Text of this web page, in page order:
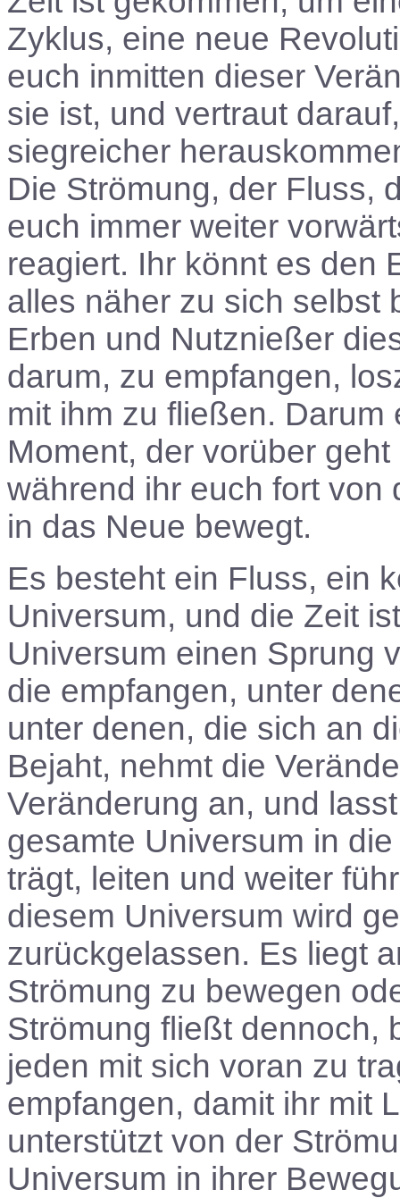
Zyklus, eine neue
euch inmitten dieser
sie ist, und vertraut
siegreicher
Die Strömung, der Fluss,
euch immer weiter
reagiert. Ihr könnt es den
alles näher zu sich selbst
Erben und Nutznießer
darum, zu empfangen,
mit ihm zu fließen.
Moment, der vorüber
während ihr euch fort von
in das Neue bewegt.
Es besteht ein Fluss, ein
Universum, und die Zeit
Universum einen Sprung
die empfangen, unter
unter denen, die sich an
Bejaht, nehmt die
Veränderung an, und
gesamte Universum in
trägt, leiten und weiter
diesem Universum wird
zurückgelassen. Es liegt
Strömung zu bewegen
Strömung fließt dennoch,
jeden mit sich voran zu
empfangen, damit ihr mit
unterstützt von der
Universum in ihrer